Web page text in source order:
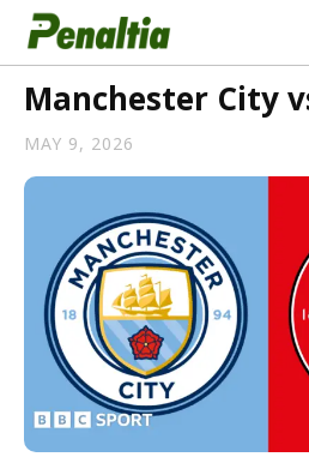
Manchester City
MAY 9, 2026